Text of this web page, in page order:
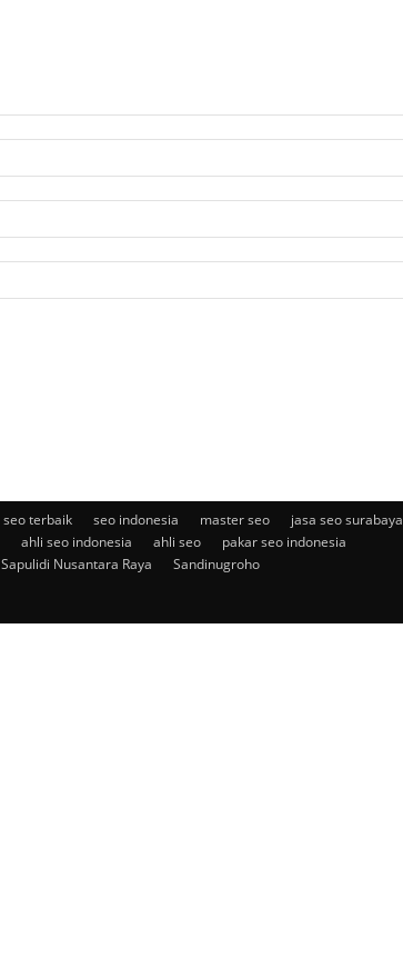
seo terbaik seo indonesia master seo
jasa seo surabaya
ahli seo indonesia ahli seo
pakar seo indonesia
Sapulidi Nusantara Raya Sandinugroho